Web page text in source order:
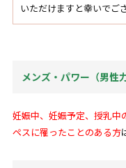
いただけますと幸いでご
メンズ・パワー（男性
妊娠中、妊娠予定、授乳中
ペスに罹ったことのある方